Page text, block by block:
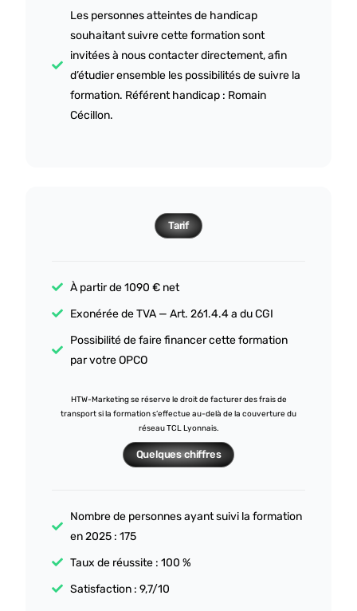
Les personnes atteintes de handicap
souhaitant suivre cette formation sont
invitées à nous contacter directement, afin
d’étudier ensemble les possibilités de suivre la
formation. Référent handicap : Romain
Cécillon.
Tarif
À partir de 1090 € net
Exonérée de TVA — Art. 261.4.4 a du CGI
Possibilité de faire financer cette formation
par votre OPCO
HTW-Marketing se réserve le droit de facturer des frais de
transport si la formation s’effectue au-delà de la couverture du
réseau TCL Lyonnais.
Quelques chiffres
Nombre de personnes ayant suivi la formation
en 2025 : 175
Taux de réussite : 100 %
Satisfaction : 9,7/10